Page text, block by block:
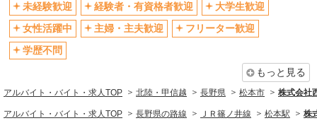
未経験歓迎
経験者・有資格者歓迎
大学生歓迎
女性活躍中
主婦・主夫歓迎
フリーター歓迎
学歴不問
もっと見る
アルバイト・バイト・求人TOP 北陸・甲信越 長野県 松本市 株式会社
アルバイト・バイト・求人TOP 長野県の路線 ＪＲ篠ノ井線 松本駅 株